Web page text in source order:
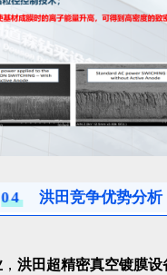
04 洪田竞争优势分析
，洪田超精密真空镀膜设